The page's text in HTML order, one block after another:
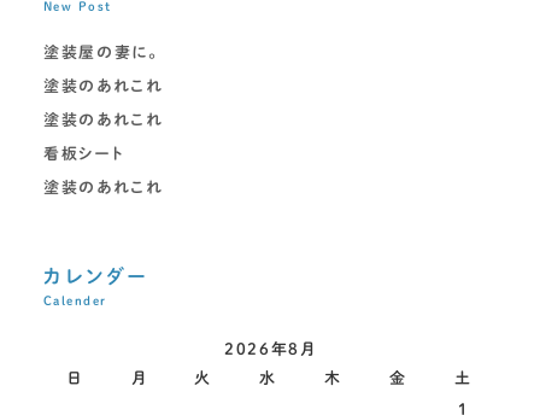
New Post
塗装屋の妻に。
塗装のあれこれ
塗装のあれこれ
看板シート
塗装のあれこれ
カレンダー
Calender
2026年8月
日
月 火 水 木 金 土
1